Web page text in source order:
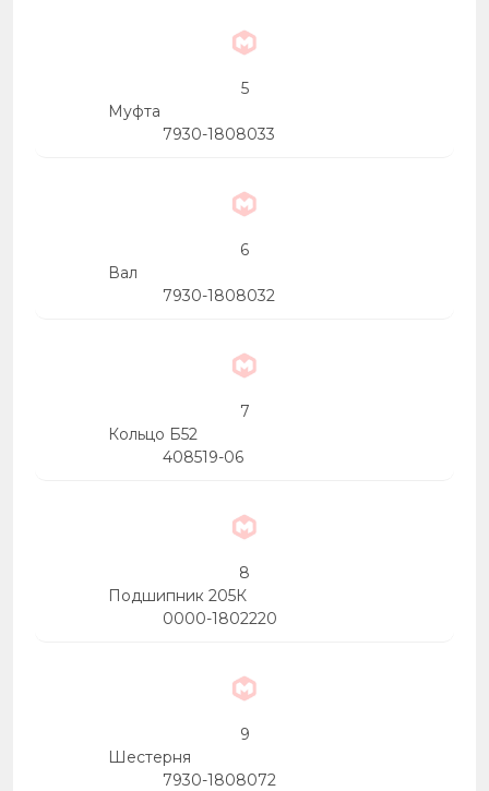
5
Муфта
7930-1808033
6
Вал
7930-1808032
7
Кольцо Б52
408519-06
8
Подшипник 205К
0000-1802220
9
Шестерня
7930-1808072